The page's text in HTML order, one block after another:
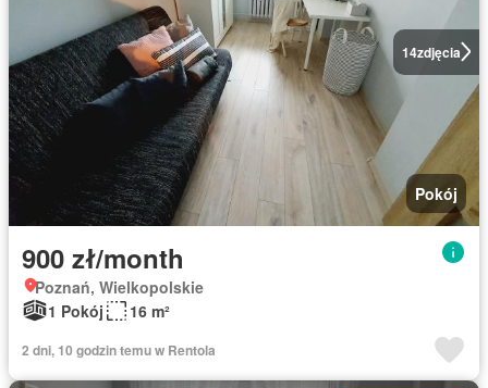
14zdjęcia
Pokój
900 zł/month
Poznań, Wielkopolskie
1 Pokój
16 m²
2 dni, 10 godzin temu w Rentola